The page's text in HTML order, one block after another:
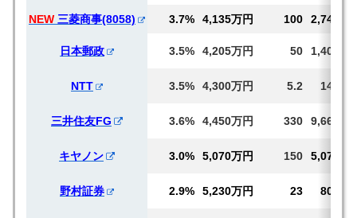
NEW 三菱商事(8058) 3.7% 4,135万円 100 2,746
日本郵政 3.5% 4,205万円 50 1,401
NTT 3.5% 4,300万円 5.2 149
三井住友FG 3.6% 4,450万円 330 9,664
キヤノン 3.0% 5,070万円 150 5,070
野村証券 2.9% 5,230万円 23 801